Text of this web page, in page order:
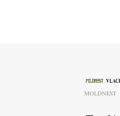
MOLDNEST